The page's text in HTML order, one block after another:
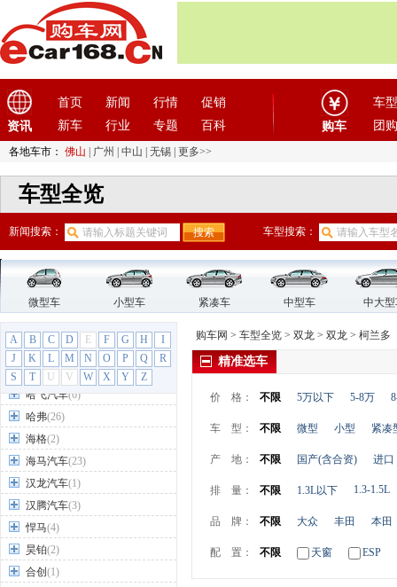
资讯
首页 新闻 行情
促销
新车
行业 专题 百科 购车
车型
团购
各地车市： 佛山 广州 中山 无锡 更多>>
车型全览
新闻搜索： 车型搜索：
微型车 小型车 紧凑车 中型车 中大
A B C D E F G H
I
J
K L M N O P Q
R
S
T U V W X Y Z
菲亚特(9)
丰田(60)
枫叶汽车
(2)
福汽启腾 (3)
福特
(31)
福田汽车(18)
GMC(4)
广汽传祺(19)
广汽吉奥(16)
广汽集团
广汽蔚来
国金汽车(1)
H
哈飞汽车(6)
哈弗(26)
海格(2)
海马汽车(23)
汉龙汽车(1)
汉腾汽车(3)
悍马(4)
昊铂(2)
合创 (1)
购车网 > 车型全览 > 双龙 > 双龙 > 柯兰多
精准选车
价 格： 不限 5万以下 5-8万
车 型： 不限 微型 小型 紧凑
产 地： 不限 国产(含合资) 进口
排 量： 不限 1.3L以下 1.3-1.5L
品 牌： 不限 大众 丰田 本田
配 置： 不限 天窗 ESP